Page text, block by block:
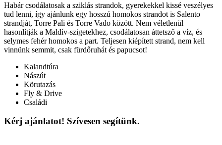
Habár csodálatosak a sziklás strandok, gyerekekkel kissé veszélyes
tud lenni, így ajánlunk egy hosszú homokos strandot is Salento
strandját, Torre Pali és Torre Vado között. Nem véletlenül
hasonlítják a Maldív-szigetekhez, csodálatosan áttetsző a víz, és
selymes fehér homokos a part. Teljesen kiépített strand, nem kell
vinnünk semmit, csak fürdőruhát és papucsot!
Kalandtúra
Nászút
Körutazás
Fly & Drive
Családi
Kérj ajánlatot! Szívesen segítünk.